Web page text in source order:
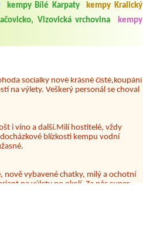
kempy Bílé Karpaty
kempy Kralický
Vizovická vrchovina
kempy
WC bylo vždy čisto, doplněný papír i
kebab a další občerstvení. Co nás ale
Přes den jsem si připadala
socialky nové krásné čisté,koupání
na výlety. Veškerý personál se choval
i víno a další.Milí hostitelé, vždy
blízkosti kempu vodní
vybavené chatky, milý a ochotní
na výlety po okolí. Za nás super